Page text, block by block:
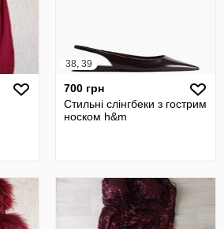
38, 39
700 грн
Стильні слінгбеки з гострим
носком h&m